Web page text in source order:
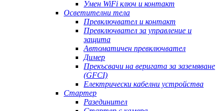
Умен WiFi ключ и контакт
Осветителни тела
Превключвател и контакт
Превключвател за управление и
защита
Автоматичен превключвател
Димер
Прекъсвачи на веригата за заземяване
(GFCI)
Електрически кабелни устройства
Стартер
Разединител